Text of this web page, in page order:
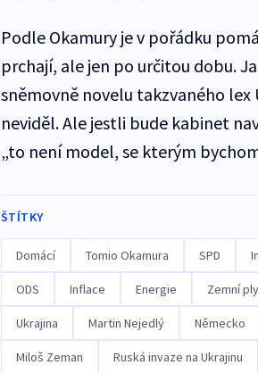
Podle Okamury je v pořádku
prchají, ale jen po určitou dobu.
sněmovně novelu takzvaného
neviděl. Ale jestli bude kabinet
„to není model, se kterým
ŠTÍTKY
Domácí Tomio Okamura SPD
ODS Inflace Energie Zemní
Ukrajina Martin Nejedlý Německo
Miloš Zeman Ruská invaze na Ukrajinu